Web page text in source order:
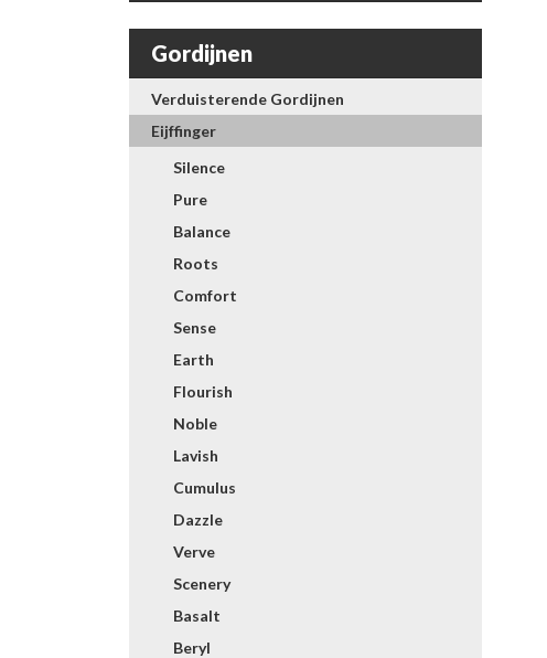
Gordijnen
Verduisterende Gordijnen
Eijffinger
Silence
Pure
Balance
Roots
Comfort
Sense
Earth
Flourish
Noble
Lavish
Cumulus
Dazzle
Verve
Scenery
Basalt
Beryl